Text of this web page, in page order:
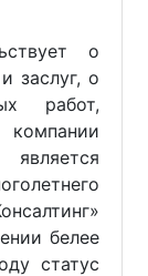
о
заслуг, о
работ,
компании
белее
статус